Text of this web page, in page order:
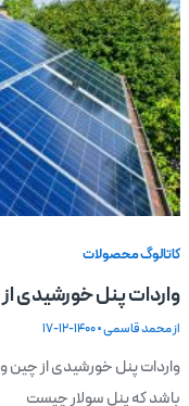
کاتالوگ محصولات
واردات پنل خورشیدی
ازمحمد قاسمی•
1400-12-17
واردات پنل خورشیدی از چین
باشد که پنل سولار چیست